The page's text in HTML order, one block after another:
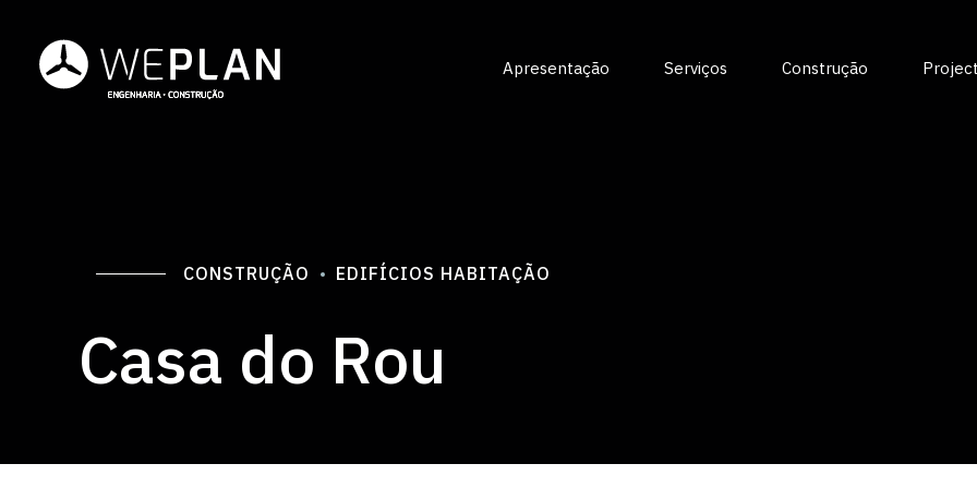
Apresentação Serviços Construção
CONSTRUÇÃO EDIFÍCIOS HABITAÇÃO
Casa do Rou